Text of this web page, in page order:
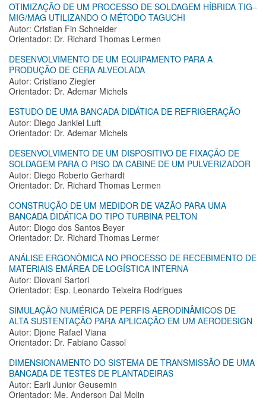
OTIMIZAÇÃO DE UM PROCESSO DE SOLDAGEM HÍBRIDA TIG–
MIG/MAG UTILIZANDO O MÉTODO TAGUCHI
Autor: Cristian Fin Schneider
Orientador: Dr. Richard Thomas Lermen
DESENVOLVIMENTO DE UM EQUIPAMENTO PARA A
PRODUÇÃO DE CERA ALVEOLADA
Autor: Cristiano Ziegler
Orientador: Dr. Ademar Michels
ESTUDO DE UMA BANCADA DIDÁTICA DE REFRIGERAÇÃO
Autor: Diego Jankiel Luft
Orientador: Dr. Ademar Michels
DESENVOLVIMENTO DE UM DISPOSITIVO DE FIXAÇÃO DE
SOLDAGEM PARA O PISO DA CABINE DE UM PULVERIZADOR
Autor: Diego Roberto Gerhardt
Orientador: Dr. Richard Thomas Lermen
CONSTRUÇÃO DE UM MEDIDOR DE VAZÃO PARA UMA
BANCADA DIDÁTICA DO TIPO TURBINA PELTON
Autor: Diogo dos Santos Beyer
Orientador: Dr. Richard Thomas Lermer
ANÁLISE ERGONÔMICA NO PROCESSO DE RECEBIMENTO DE
MATERIAIS EMÁREA DE LOGÍSTICA INTERNA
Autor: Diovani Sartori
Orientador: Esp. Leonardo Teixeira Rodrigues
SIMULAÇÃO NUMÉRICA DE PERFIS AERODINÂMICOS DE
ALTA SUSTENTAÇÃO PARA APLICAÇÃO EM UM AERODESIGN
Autor: Djone Rafael Viana
Orientador: Dr. Fabiano Cassol
DIMENSIONAMENTO DO SISTEMA DE TRANSMISSÃO DE UMA
BANCADA DE TESTES DE PLANTADEIRAS
Autor: Earli Junior Geusemin
Orientador: Me. Anderson Dal Molin